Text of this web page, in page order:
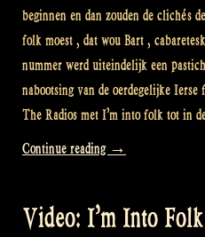
beginnen en dan zouden de clichés
folk moest , dat wou Bart ,
nummer werd uiteindelijk een
nabootsing van de oerdegelijke
The Radios met I’m into folk tot in
Continue reading “Video:
Folk”
→
Video: I’m Into